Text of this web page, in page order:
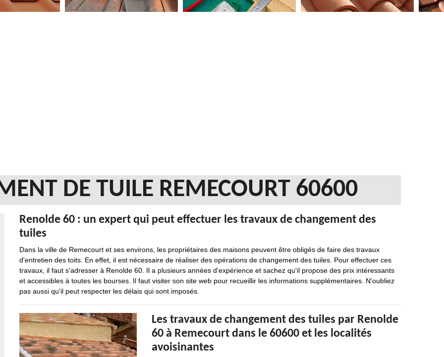
DE TUILE REMECOURT 60600
Renolde 60 : un expert qui peut effectuer les travaux de changement des
tuiles
Dans la ville de Remecourt et ses environs, les propriétaires des maisons peuvent être obligés de faire des travaux
d'entretien des toits. En effet, il est nécessaire de réaliser des opérations de changement des tuiles. Pour effectuer ces
travaux, il faut s'adresser à Renolde 60. Il a plusieurs années d'expérience et sachez qu'il propose des prix intéressants
et accessibles à toutes les bourses. Il faut visiter son site web pour recueillir les informations supplémentaires. N'oubliez
pas aussi qu'il peut respecter les délais qui sont imposés.
Les travaux de changement des tuiles par Renolde
60 à Remecourt dans le 60600 et les localités
avoisinantes